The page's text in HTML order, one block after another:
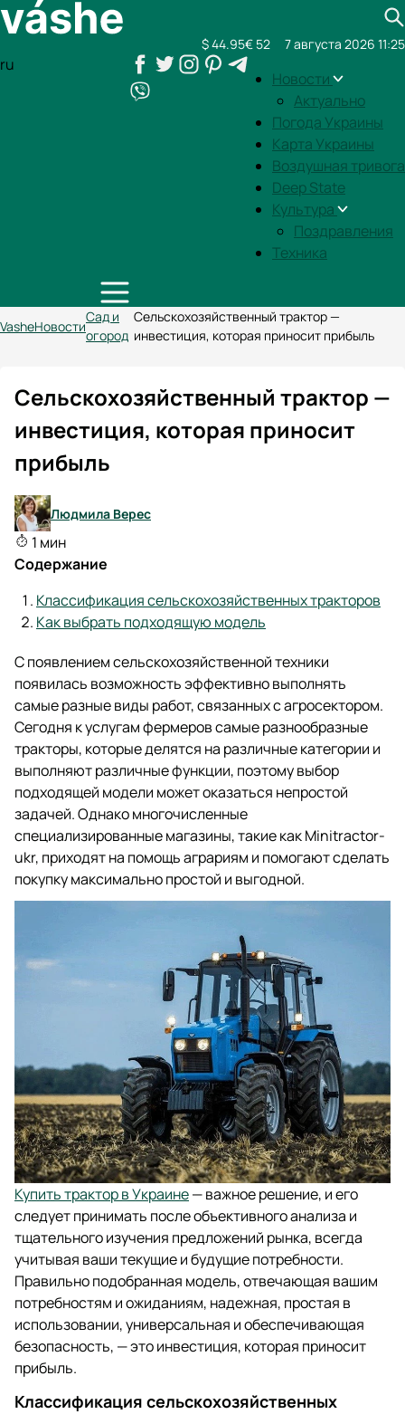
ru
Новости
Актуально
Погода Украины
Карта Украины
Воздушная тривога
Deep State
Культура
Поздравления
Техника
$ 44.95€ 52 7 августа 2026 11:25
VasheНовости
Сад и
огород
Сельскохозяйственный трактор —
инвестиция, которая приносит прибыль
Сельскохозяйственный трактор —
инвестиция, которая приносит
прибыль
Людмила Верес
1 мин
Содержание
Классификация сельскохозяйственных тракторов
Как выбрать подходящую модель
С появлением сельскохозяйственной техники
появилась возможность эффективно выполнять
самые разные виды работ, связанных с агросектором.
Сегодня к услугам фермеров самые разнообразные
тракторы, которые делятся на различные категории и
выполняют различные функции, поэтому выбор
подходящей модели может оказаться непростой
задачей. Однако многочисленные
специализированные магазины, такие как Minitractor-
ukr, приходят на помощь аграриям и помогают сделать
покупку максимально простой и выгодной.
Купить трактор в Украине— важное решение, и его
следует принимать после объективного анализа и
тщательного изучения предложений рынка, всегда
учитывая ваши текущие и будущие потребности.
Правильно подобранная модель, отвечающая вашим
потребностям и ожиданиям, надежная, простая в
использовании, универсальная и обеспечивающая
безопасность, — это инвестиция, которая приносит
прибыль.
Классификация сельскохозяйственных